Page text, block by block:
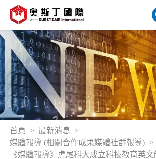
首頁
最新消息
媒體報導 (相關合作成果媒體社群報導)
《媒體報導》虎尾科大成立科技教育英